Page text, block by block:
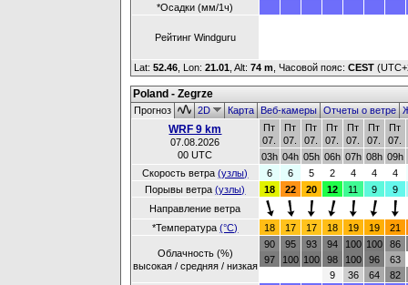
*Осадки (мм/1ч)
Рейтинг Windguru
Lat: 52.46 , Lon: 21.01 Alt: 74 m , Часовой пояс: CEST
Poland - Zegrze
Прогноз 2D КартаВеб-камерыОтчеты о ветре
WRF 9 km
07.08.2026
00 UTC
Пт
07.
Пт
07.
Пт
07.
Пт
07.
Пт
07.
Пт
07.
Пт
07.
03h 04h 05h 06h 07h 08h 09h
Скорость ветра(узлы) 6 6 5 2 4 4
4
Порывы ветра(узлы) 18 22 20 12 11 9
9
Направление ветра
*Температура(°C) 18 17 17 18 19 19 21
Облачность (%)
высокая / средняя / низкая
90
97
95
100
93
100
94
98
9
100
100
36
100
96
64
86
63
82